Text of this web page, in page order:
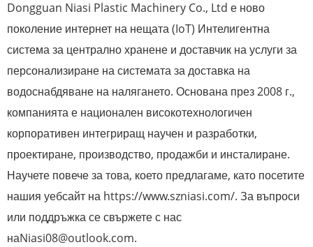
Dongguan Niasi Plastic Machinery Co., Ltd е ново
поколение интернет на нещата (IoT) Интелигентна
система за централно хранене и доставчик на услуги за
персонализиране на системата за доставка на
водоснабдяване на налягането. Основана през 2008 г.,
компанията е национален високотехнологичен
корпоративен интегриращ научен и разработки,
проектиране, производство, продажби и инсталиране.
Научете повече за това, което предлагаме, като посетите
нашия уебсайт на https://www.szniasi.com/. За въпроси
или поддръжка се свържете с нас
наNiasi08@outlook.com.